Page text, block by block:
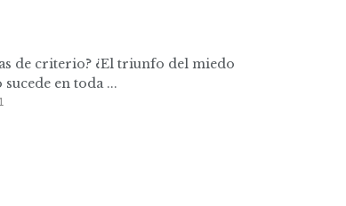
de criterio? ¿El triunfo del miedo
en toda ...